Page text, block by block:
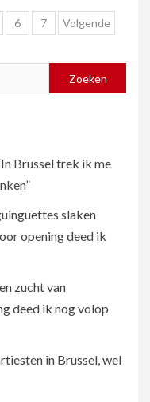
6 7 Volgende
Brussel trek ik me
slaken
opening deed ik
zucht van
deed ik nog volop
in Brussel, wel